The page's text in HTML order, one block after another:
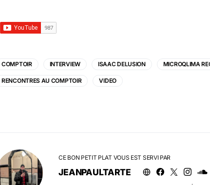
COMPTOIR INTERVIEW ISAAC DELUSION MICROQLIMA
RENCONTRES AU COMPTOIR VIDEO
CE BON PETIT PLAT VOUS EST SERVI PAR
JEANPAULTARTE